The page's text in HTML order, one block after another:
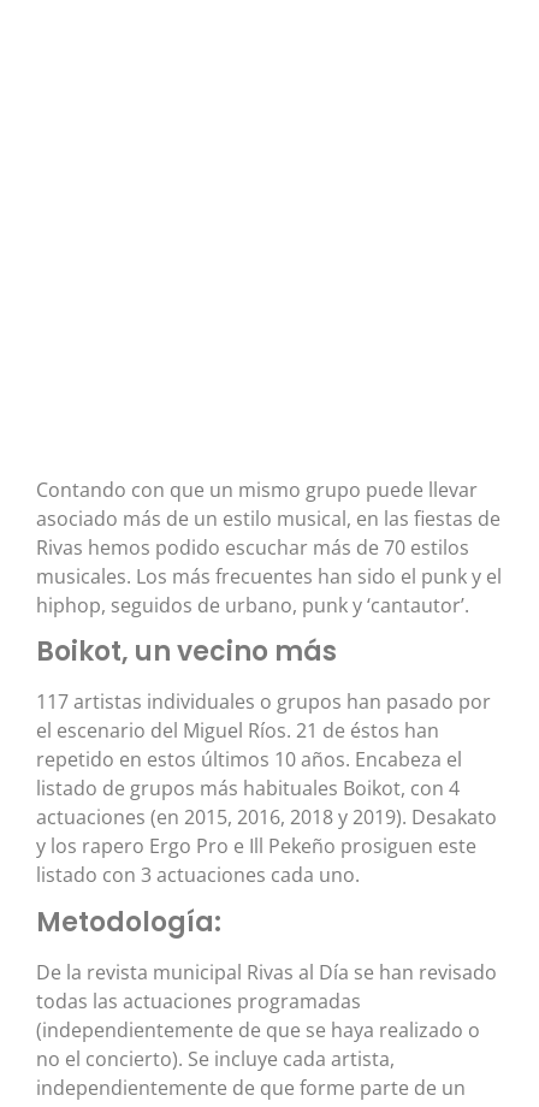
Contando con que un mismo grupo puede llevar
asociado más de un estilo musical, en las fiestas de
Rivas hemos podido escuchar más de 70 estilos
musicales. Los más frecuentes han sido el punk y el
hiphop, seguidos de urbano, punk y ‘cantautor’.
Boikot, un vecino más
117 artistas individuales o grupos han pasado por
el escenario del Miguel Ríos. 21 de éstos han
repetido en estos últimos 10 años. Encabeza el
listado de grupos más habituales Boikot, con 4
actuaciones (en 2015, 2016, 2018 y 2019). Desakato
y los rapero Ergo Pro e Ill Pekeño prosiguen este
listado con 3 actuaciones cada uno.
Metodología:
De la revista municipal Rivas al Día se han revisado
todas las actuaciones programadas
(independientemente de que se haya realizado o
no el concierto). Se incluye cada artista,
independientemente de que forme parte de un